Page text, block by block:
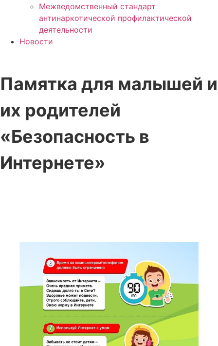
Межведомственный стандарт
антинаркотической профилактической
деятельности
Новости
Памятка для малышей и
их родителей
«Безопасность в
Интернете»